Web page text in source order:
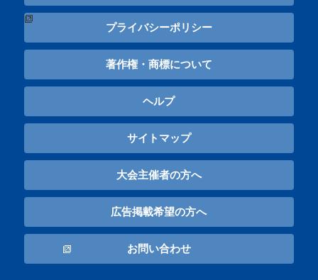
プライバシーポリシー
著作権・商標について
ヘルプ
サイトマップ
大会主催者の方へ
広告掲載希望の方へ
お問い合わせ